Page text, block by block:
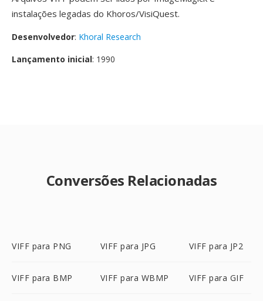
instalações legadas do Khoros/VisiQuest.
Desenvolvedor: Khoral Research
Lançamento inicial: 1990
Conversões Relacionadas
VIFF para PNG VIFF para JPG VIFF para JP2
VIFF para BMP VIFF para WBMP VIFF para GIF